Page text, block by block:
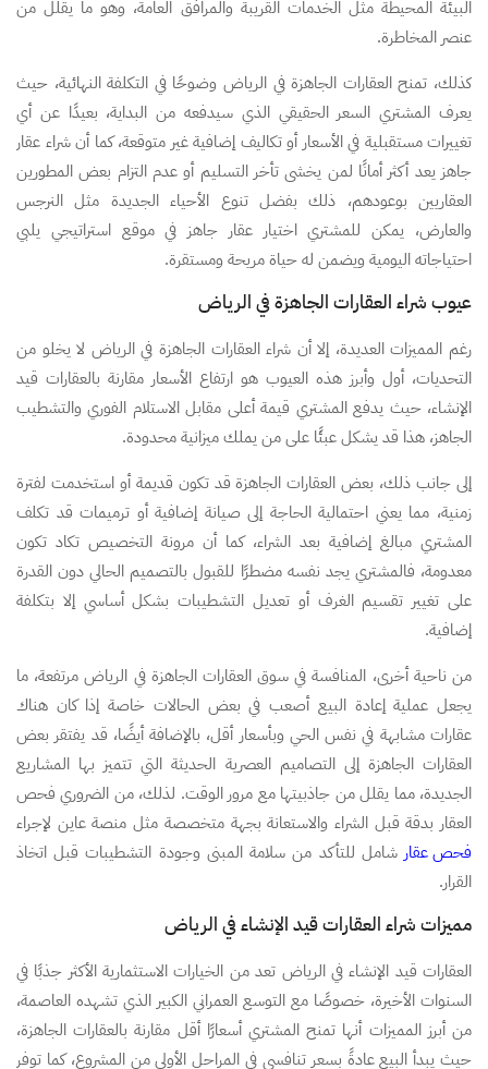
البيئة المحيطة مثل الخدمات القريبة والمرافق العامة، وهو ما يقلل من
عنصر المخاطرة.
كذلك، تمنح العقارات الجاهزة في الرياض وضوحًا في التكلفة النهائية، حيث
يعرف المشتري السعر الحقيقي الذي سيدفعه من البداية، بعيدًا عن أي
تغييرات مستقبلية في الأسعار أو تكاليف إضافية غير متوقعة، كما أن شراء عقار
جاهز يعد أكثر أمانًا لمن يخشى تأخر التسليم أو عدم التزام بعض المطورين
العقاريين بوعودهم، ذلك بفضل تنوع الأحياء الجديدة مثل النرجس
والعارض، يمكن للمشتري اختيار عقار جاهز في موقع استراتيجي يلبي
احتياجاته اليومية ويضمن له حياة مريحة ومستقرة.
عيوب شراء العقارات الجاهزة في الرياض
رغم المميزات العديدة، إلا أن شراء العقارات الجاهزة في الرياض لا يخلو من
التحديات، أول وأبرز هذه العيوب هو ارتفاع الأسعار مقارنة بالعقارات قيد
الإنشاء، حيث يدفع المشتري قيمة أعلى مقابل الاستلام الفوري والتشطيب
الجاهز، هذا قد يشكل عبئًا على من يملك ميزانية محدودة.
إلى جانب ذلك، بعض العقارات الجاهزة قد تكون قديمة أو استخدمت لفترة
زمنية، مما يعني احتمالية الحاجة إلى صيانة إضافية أو ترميمات قد تكلف
المشتري مبالغ إضافية بعد الشراء، كما أن مرونة التخصيص تكاد تكون
معدومة، فالمشتري يجد نفسه مضطرًا للقبول بالتصميم الحالي دون القدرة
على تغيير تقسيم الغرف أو تعديل التشطيبات بشكل أساسي إلا بتكلفة
إضافية.
من ناحية أخرى، المنافسة في سوق العقارات الجاهزة في الرياض مرتفعة، ما
يجعل عملية إعادة البيع أصعب في بعض الحالات خاصة إذا كان هناك
عقارات مشابهة في نفس الحي وبأسعار أقل، بالإضافة أيضًا، قد يفتقر بعض
العقارات الجاهزة إلى التصاميم العصرية الحديثة التي تتميز بها المشاريع
الجديدة، مما يقلل من جاذبيتها مع مرور الوقت. لذلك، من الضروري فحص
العقار بدقة قبل الشراء والاستعانة بجهة متخصصة مثل منصة عاين لإجراء
فحص عقار شامل للتأكد من سلامة المبنى وجودة التشطيبات قبل اتخاذ
القرار.
مميزات شراء العقارات قيد الإنشاء في الرياض
العقارات قيد الإنشاء في الرياض تعد من الخيارات الاستثمارية الأكثر جذبًا في
السنوات الأخيرة، خصوصًا مع التوسع العمراني الكبير الذي تشهده العاصمة،
من أبرز المميزات أنها تمنح المشتري أسعارًا أقل مقارنة بالعقارات الجاهزة،
حيث يبدأ البيع عادةً بسعر تنافسي في المراحل الأولى من المشروع، كما توفر